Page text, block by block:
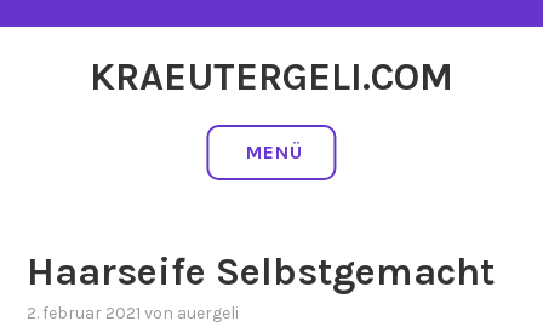
KRAEUTERGELI.COM
MENÜ
Haarseife Selbstgemacht
2. februar 2021 von auergeli